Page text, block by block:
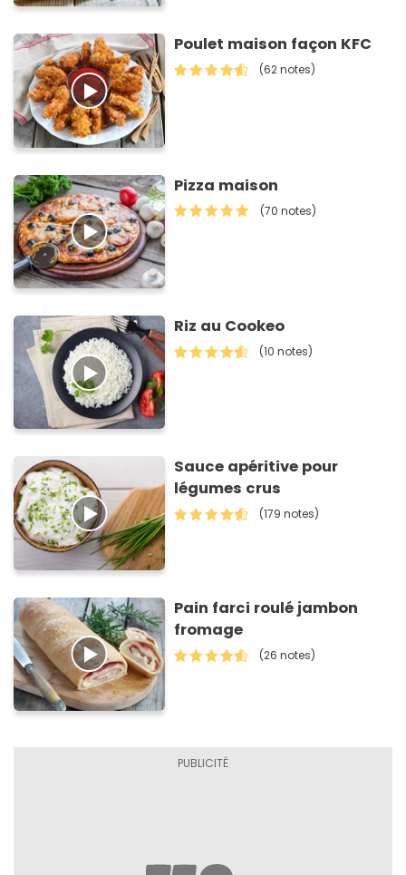
Poulet maison façon KFC
(62 notes)
Pizza maison
(70 notes)
Riz au Cookeo
(10 notes)
Sauce apéritive pour
légumes crus
(179 notes)
Pain farci roulé jambon
fromage
(26 notes)